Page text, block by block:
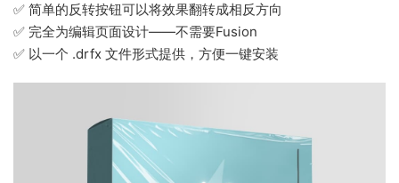
✅ 简单的反转按钮可以将效果翻转成相反方向
✅ 完全为编辑页面设计——不需要Fusion
✅ 以一个 .drfx 文件形式提供，方便一键安装